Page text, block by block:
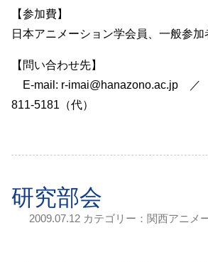
【参加費】
日本アニメーション学会員、一般参加
【問い合わせ先】
E-mail: r-imai@hanazono.ac.jp ／
811-5181（代）
研究部会
2009.07.12 カテゴリー： 関西アニメ